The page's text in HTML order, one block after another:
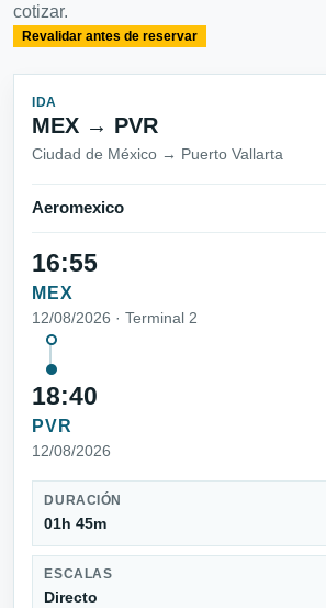
cotizar.
Revalidar antes de reservar
IDA
MEX → PVR
Ciudad de México → Puerto Vallarta
Aeromexico
16:55
MEX
12/08/2026 · Terminal 2
18:40
PVR
12/08/2026
DURACIÓN
01h 45m
ESCALAS
Directo